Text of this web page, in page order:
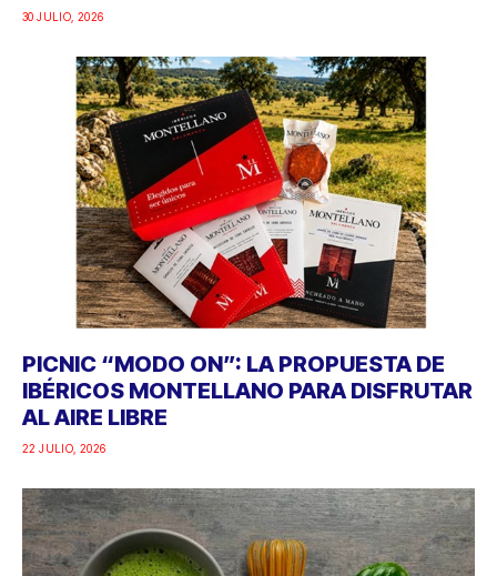
30 JULIO, 2026
PICNIC “MODO ON”: LA PROPUESTA DE
IBÉRICOS MONTELLANO PARA DISFRUTAR
AL AIRE LIBRE
22 JULIO, 2026